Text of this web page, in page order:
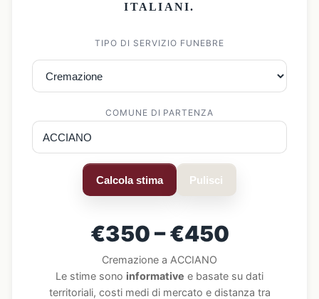
ITALIANI.
TIPO DI SERVIZIO FUNEBRE
COMUNE DI PARTENZA
Calcola stima Pulisci
€350 – €450
Cremazione a ACCIANO
Le stime sono informative e basate su dati
territoriali, costi medi di mercato e distanza tra